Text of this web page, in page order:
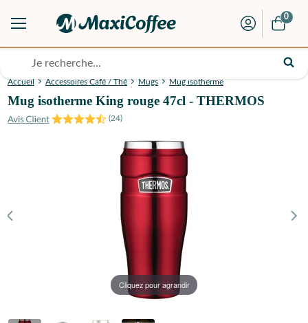
0
Accueil Accessoires Café / Thé Mugs Mug isotherme
Mug isotherme King rouge 47cl - THERMOS
(24)
Cliquez pour agrandir